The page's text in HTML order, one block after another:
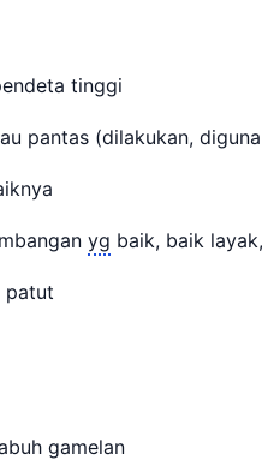
tinggi
pantas (dilakukan,
yg baik, baik
patut
gamelan